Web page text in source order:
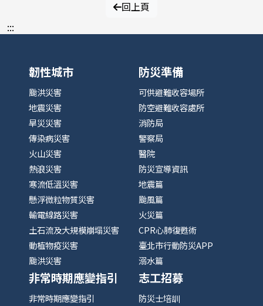
回上頁
:::
韌性城市
颱洪災害
地震災害
旱災災害
傳染病災害
火山災害
熱浪災害
寒流低溫災害
懸浮微粒物質災害
輸電線路災害
土石流及大規模崩塌災害
動植物疫災害
颱洪災害
防災準備
可供避難收容場所
防空避難收容處所
消防局
警察局
醫院
防災宣導資訊
地震篇
颱風篇
火災篇
CPR心肺復甦術
臺北市行動防災APP
溺水篇
非常時期應變指引
非常時期應變指引
志工招募
防災士培訓